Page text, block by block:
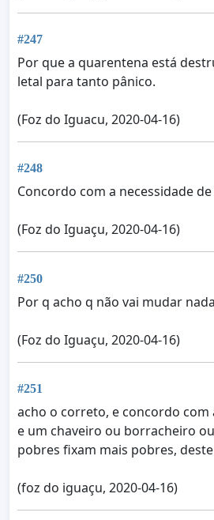
#247
Por que a quarentena está
letal para tanto pânico.
(Foz do Iguacu, 2020-04-16)
#248
Concordo com a necessidade
(Foz do Iguaçu, 2020-04-16)
#250
Por q acho q não vai mudar
(Foz do Iguaçu, 2020-04-16)
#251
acho o correto, e concordo
e um chaveiro ou borracheiro
pobres fixam mais pobres,
(foz do iguaçu, 2020-04-16)